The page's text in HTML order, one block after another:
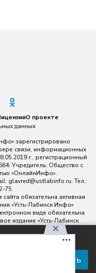
Принять
О проекте
данных
зарегистрировано
связи, информационных
г., регистрационный
Учредитель: Общество с
«ОнлайнИнфо».
glavred@ustlabinfo.ru. Тел.:
75.
обязательна активная
«Усть-Лабинск Инфо»
виде обязательна
издание «Усть-Лабинск
без письменного